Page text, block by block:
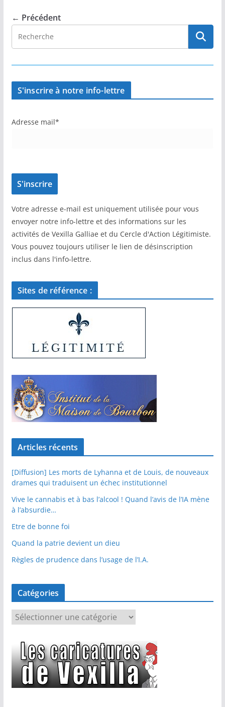
← Précédent
S'inscrire à notre info-lettre
Adresse mail*
Votre adresse e-mail est uniquement utilisée pour vous
envoyer notre info-lettre et des informations sur les
activités de Vexilla Galliae et du Cercle d'Action Légitimiste.
Vous pouvez toujours utiliser le lien de désinscription
inclus dans l'info-lettre.
Sites de référence :
Articles récents
[Diffusion] Les morts de Lyhanna et de Louis, de nouveaux
drames qui traduisent un échec institutionnel
Vive le cannabis et à bas l’alcool ! Quand l’avis de l’IA mène
à l’absurdie…
Etre de bonne foi
Quand la patrie devient un dieu
Règles de prudence dans l’usage de l’I.A.
Catégories
a
é
g
o
r